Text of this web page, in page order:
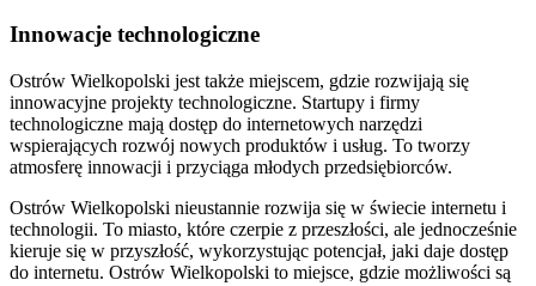
Innowacje technologiczne
Ostrów Wielkopolski jest także miejscem, gdzie rozwijają się
innowacyjne projekty technologiczne. Startupy i firmy
technologiczne mają dostęp do internetowych narzędzi
wspierających rozwój nowych produktów i usług. To tworzy
atmosferę innowacji i przyciąga młodych przedsiębiorców.
Ostrów Wielkopolski nieustannie rozwija się w świecie internetu i
technologii. To miasto, które czerpie z przeszłości, ale jednocześnie
kieruje się w przyszłość, wykorzystując potencjał, jaki daje dostęp
do internetu. Ostrów Wielkopolski to miejsce, gdzie możliwości są